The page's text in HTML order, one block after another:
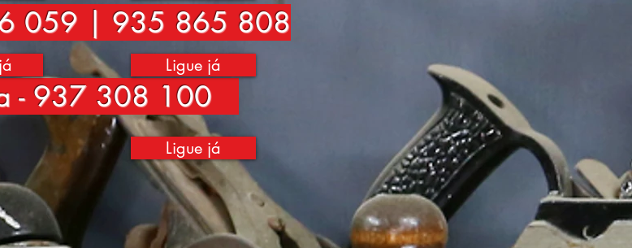
059 | 935 865 808
- 937 308 100
Ligue já
Ligue já